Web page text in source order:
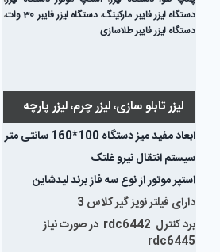
دستگاه لیزر فایبر مارکینگ، دستگاه لیزر فایبر 30 وات
،
دستگاه لیزر فایبر طلاسازی
لیزر تابلو سازی، لیزر چرم، لیزر پارچه
ابعاد مفید میز دستگاه 100*160 سانتی متر
سیستم انتقال نیرو غلتک
استپر موتور از نوع سه فاز برند لیدشاین
دارای فیلتر نویز گیر کلاس 3
برد کنترل rdc6442 در صورت نیاز
rdc6445